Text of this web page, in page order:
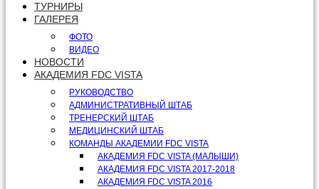
ТУРНИРЫ
ГАЛЕРЕЯ
ФОТО
ВИДЕО
НОВОСТИ
АКАДЕМИЯ FDC VISTA
РУКОВОДСТВО
АДМИНИСТРАТИВНЫЙ ШТАБ
ТРЕНЕРСКИЙ ШТАБ
МЕДИЦИНСКИЙ ШТАБ
КОМАНДЫ АКАДЕМИИ FDC VISTA
АКАДЕМИЯ FDC VISTA (МАЛЫШИ)
АКАДЕМИЯ FDC VISTA 2017-2018
АКАДЕМИЯ FDC VISTA 2016